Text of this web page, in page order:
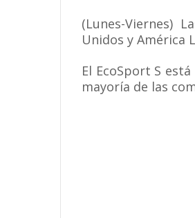
(Lunes-Viernes)
Unidos y América
El EcoSport S
mayoría de las